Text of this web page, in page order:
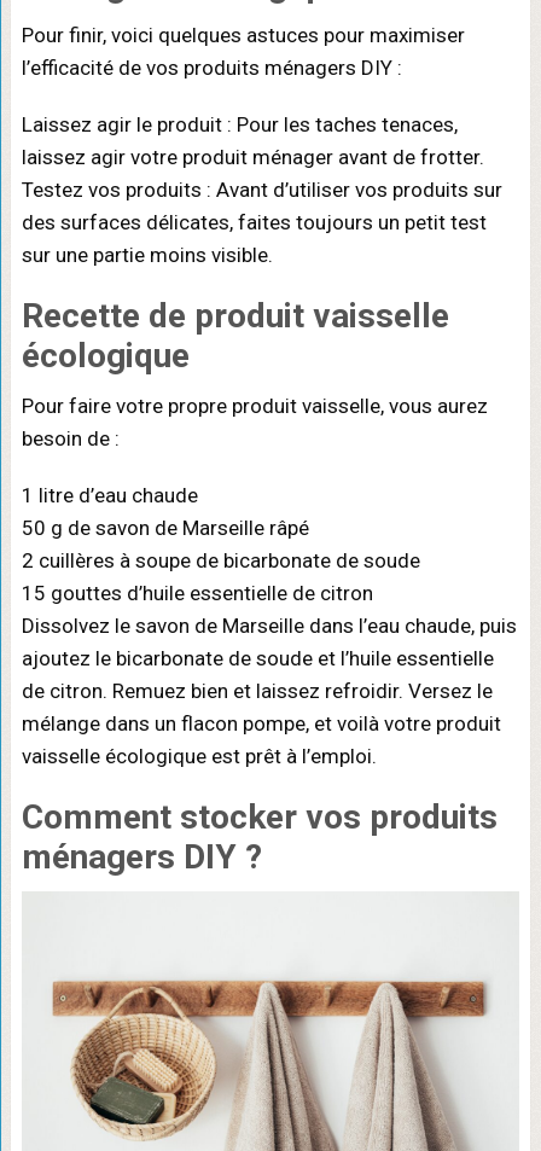
Pour finir, voici quelques astuces pour maximiser
l’efficacité de vos produits ménagers DIY :
Laissez agir le produit : Pour les taches tenaces,
laissez agir votre produit ménager avant de frotter.
Testez vos produits : Avant d’utiliser vos produits sur
des surfaces délicates, faites toujours un petit test
sur une partie moins visible.
Recette de produit vaisselle
écologique
Pour faire votre propre produit vaisselle, vous aurez
besoin de :
1 litre d’eau chaude
50 g de savon de Marseille râpé
2 cuillères à soupe de bicarbonate de soude
15 gouttes d’huile essentielle de citron
Dissolvez le savon de Marseille dans l’eau chaude, puis
ajoutez le bicarbonate de soude et l’huile essentielle
de citron. Remuez bien et laissez refroidir. Versez le
mélange dans un flacon pompe, et voilà votre produit
vaisselle écologique est prêt à l’emploi.
Comment stocker vos produits
ménagers DIY ?